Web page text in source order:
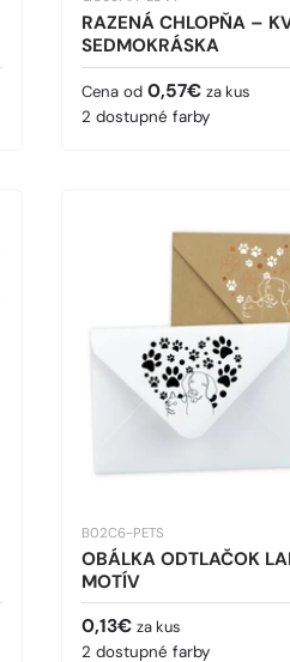
RAZENÁ CHLOPŇA –
SEDMOKRÁSKA
Bežná cena
Cena od 0,57€ za kus
2 dostupné farby
B02C6-PETS
OBÁLKA ODTLAČOK
MOTÍV
Bežná cena
0,13€ za kus
2 dostupné farby